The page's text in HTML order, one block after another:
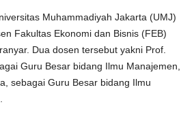
Muhammadiyah Jakarta (UMJ)
Fakultas Ekonomi dan Bisnis (FEB)
Dua dosen tersebut yakni Prof.
Guru Besar bidang Ilmu Manajemen,
sebagai Guru Besar bidang Ilmu